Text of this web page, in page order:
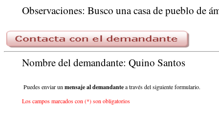
Observaciones: Busco una casa de pueblo de
Nombre del demandante: Quino Santos
Puedes enviar unmensaje al demandantea través del siguiente formulario.
Los campos marcados con (*) son obligatorios